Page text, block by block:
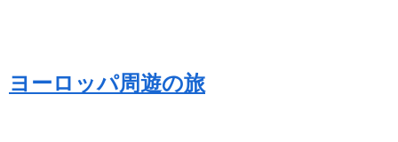
ヨーロッパ周遊の旅